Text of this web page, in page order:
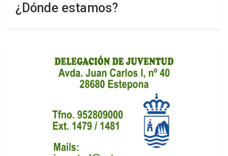
¿Dónde estamos?